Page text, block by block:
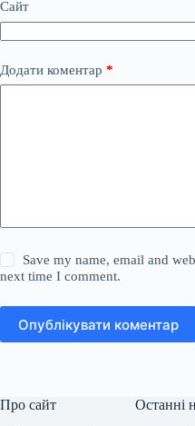
Сайт
Додати коментар *
Save my name, email and
next time I comment.
Опублікувати коментар
Про сайт Останні